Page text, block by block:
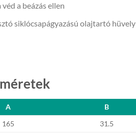
a beázás ellen
siklócsapágyazású olajtartó hüvely
165 31.5
A B